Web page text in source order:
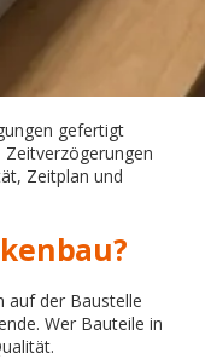
gefertigt
Zeitplan und
auf der Baustelle
Wer Bauteile in